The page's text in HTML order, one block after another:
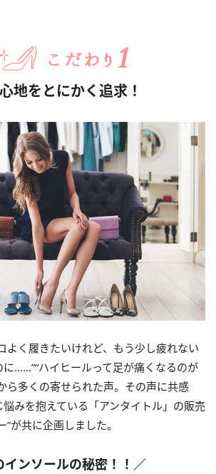
地をとにかく追求！
よく履きたいけれど、もう少し疲れない
……”“ハイヒールって足が痛くなるのが
ら多くの寄せられた声。その声に共感
みを抱えている「アンタイトル」の販売
”が共に企画しました。
インソールの秘密！！／